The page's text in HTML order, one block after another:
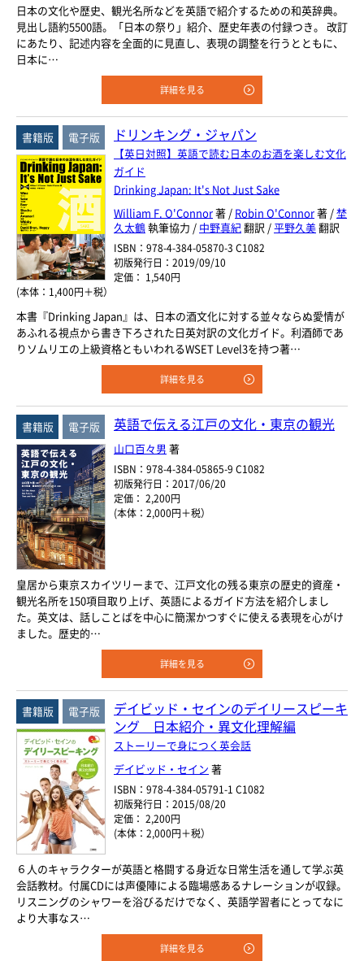
音声DL
検 索
日本の文化や歴史、観光名所などを英語で紹介するための和英辞典。
見出し語約5500語。「日本の祭り」紹介、歴史年表の付録つき。 改訂
にあたり、記述内容を全面的に見直し、表現の調整を行うとともに、
日本に…
詳細を見る
ドリンキング・ジャパン
【英日対照】英語で読む日本のお酒を楽しむ文化
ガイド
Drinking Japan: It's Not Just Sake
William F. O'Connor著 / Robin O'Connor著 /埜
久太鶴執筆協力 / 中野真紀翻訳 /平野久美翻訳
ISBN：978-4-384-05870-3 C1082
初版発行日：2019/09/10
定価： 1,540円
(本体：1,400円＋税）
本書『Drinking Japan』は、日本の酒文化に対する並々ならぬ愛情が
あふれる視点から書き下ろされた日英対訳の文化ガイド。利酒師であ
りソムリエの上級資格ともいわれるWSET Level3を持つ著…
書籍版 電子版
詳細を見る
英語で伝える江戸の文化・東京の観光
山口百々男 著
ISBN：978-4-384-05865-9 C1082
初版発行日：2017/06/20
定価： 2,200円
(本体：2,000円＋税）
皇居から東京スカイツリーまで、江戸文化の残る東京の歴史的資産・
観光名所を150項目取り上げ、英語によるガイド方法を紹介しまし
た。英文は、話しことばを中心に簡潔かつすぐに使える表現を心がけ
ました。歴史的…
書籍版 電子版
詳細を見る
デイビッド・セインのデイリースピーキ
ング 日本紹介・異文化理解編
ストーリーで身につく英会話
デイビッド・セイン 著
ISBN：978-4-384-05791-1 C1082
初版発行日：2015/08/20
定価： 2,200円
(本体：2,000円＋税）
６人のキャラクターが英語と格闘する身近な日常生活を通して学ぶ英
会話教材。付属CDには声優陣による臨場感あるナレーションが収録。
リスニングのシャワーを浴びるだけでなく、英語学習者にとってなに
より大事なス…
書籍版 電子版
詳細を見る